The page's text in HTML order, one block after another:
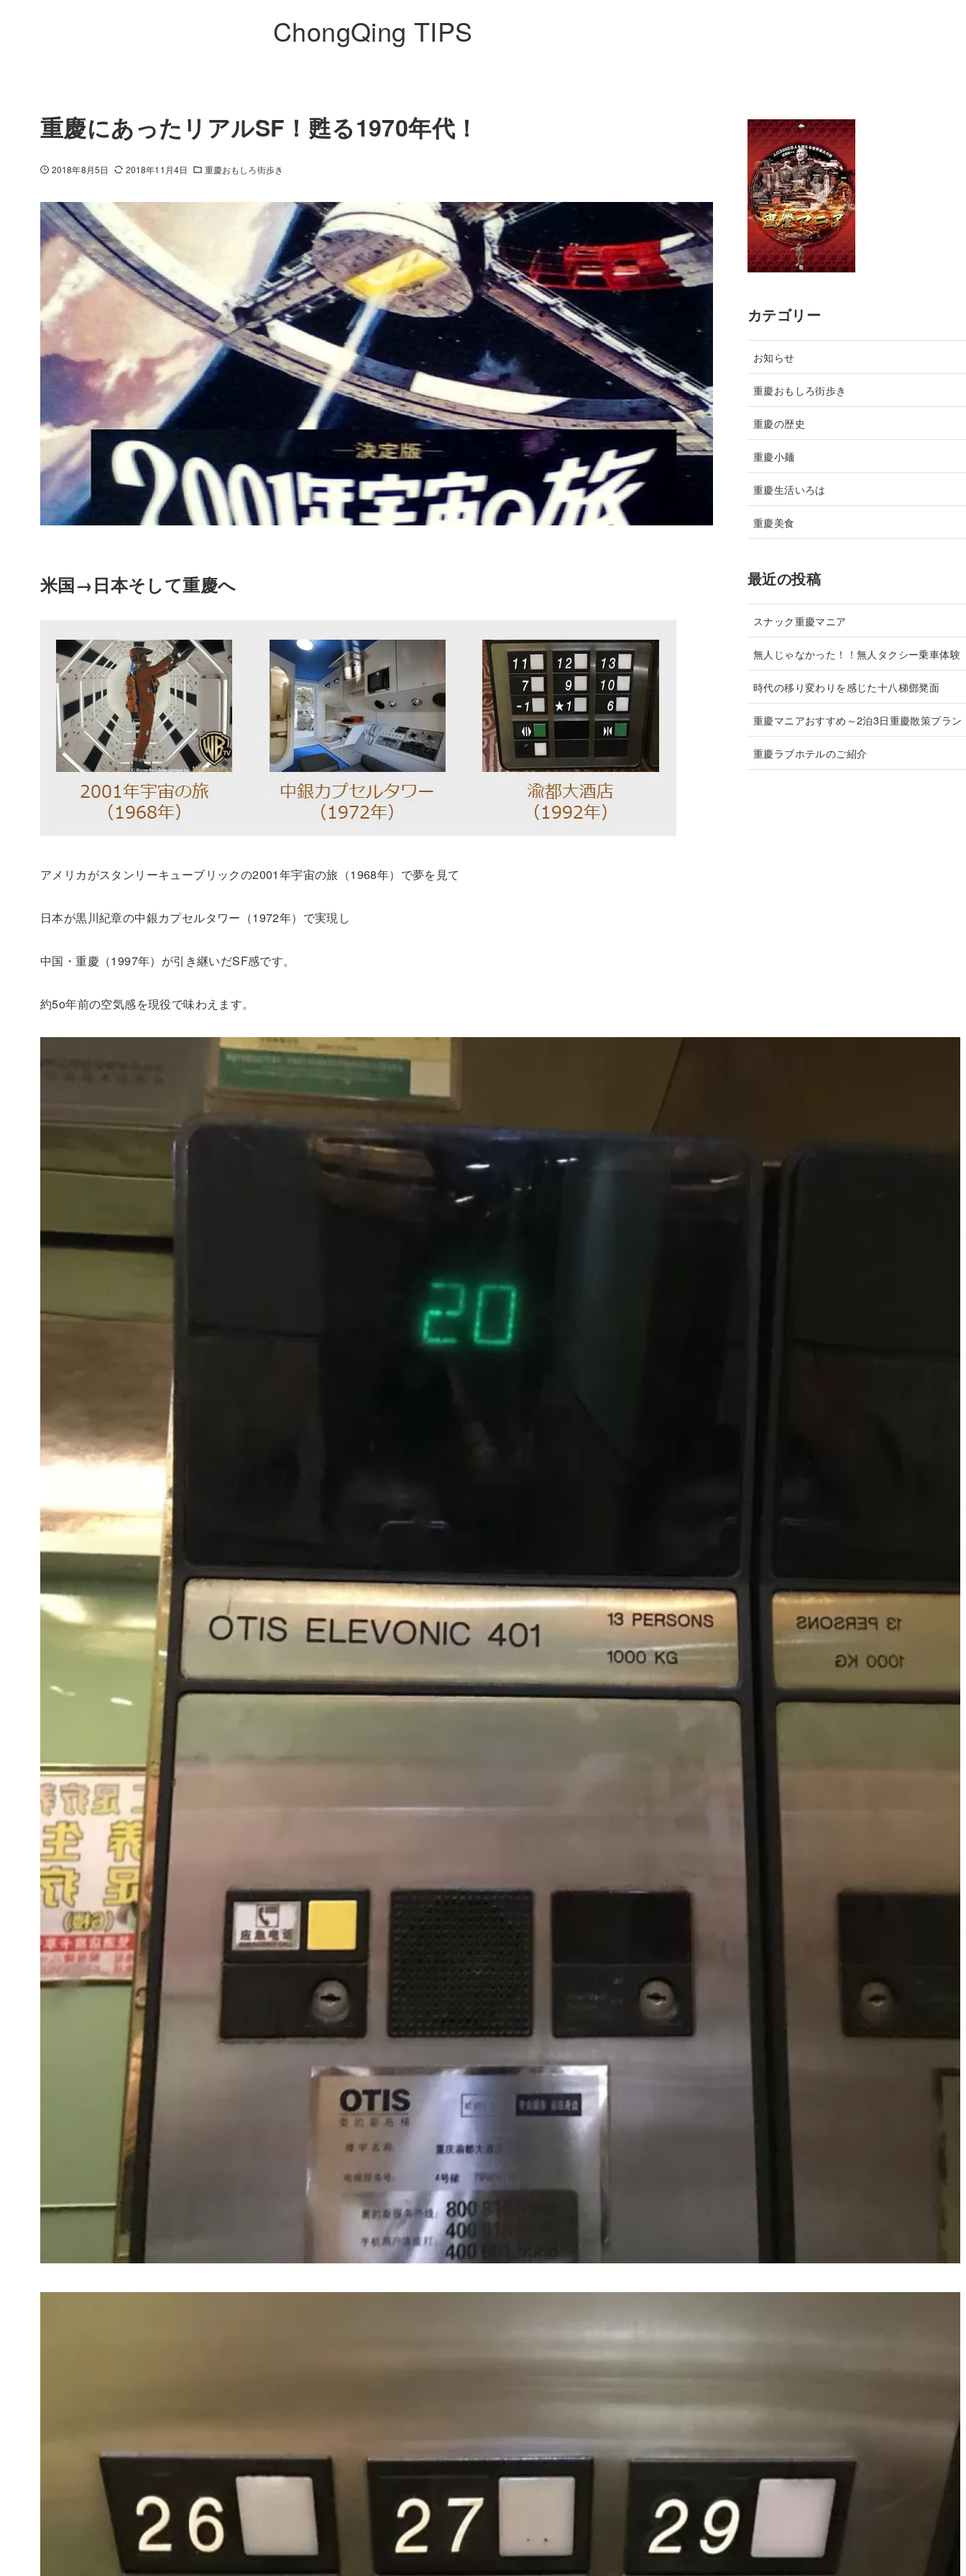
ChongQing TIPS
重慶にあったリアルSF！甦る1970年代！
2018年8月5日 2018年11月4日 重慶おもしろ街歩き
米国→日本そして重慶へ
アメリカがスタンリーキューブリックの2001年宇宙の旅（1968年）で夢を見て
日本が黒川紀章の中銀カプセルタワー（1972年）で実現し
中国・重慶（1997年）が引き継いだSF感です。
約5o年前の空気感を現役で味わえます。
カテゴリー
お知らせ
重慶おもしろ街歩き
重慶の歴史
重慶小麺
重慶生活いろは
重慶美食
最近の投稿
スナック重慶マニア
無人じゃなかった！！無人タクシー乗車体験
時代の移り変わりを感じた十八梯鄧凳面
重慶マニアおすすめ～2泊3日重慶散策プラン
重慶ラブホテルのご紹介